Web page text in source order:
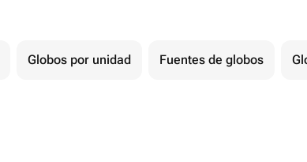
Globos por unidad Fuentes de globos